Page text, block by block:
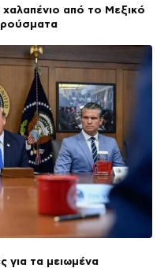
από το Μεξικό
για τα μειωμένα